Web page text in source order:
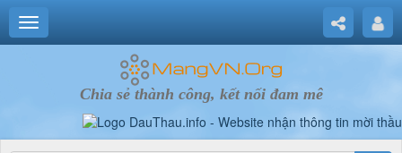
Chia sẻ thành công, kết nối đam mê